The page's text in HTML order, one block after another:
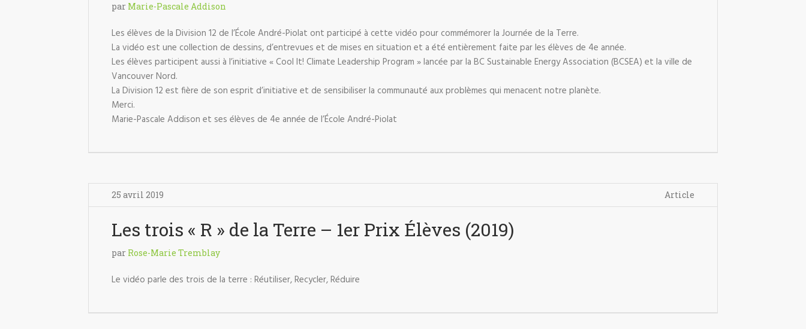
par Marie-Pascale Addison
Les élèves de la Division 12 de l’École André-Piolat ont participé à cette vidéo pour commémorer la Journée de la Terre.
La vidéo est une collection de dessins, d’entrevues et de mises en situation et a été entièrement faite par les élèves de 4e année.
Les élèves participent aussi à l’initiative « Cool It! Climate Leadership Program » lancée par la BC Sustainable Energy Association (BCSEA) et la ville de
Vancouver Nord.
La Division 12 est fière de son esprit d’initiative et de sensibiliser la communauté aux problèmes qui menacent notre planète.
Merci.
Marie-Pascale Addison et ses élèves de 4e année de l’École André-Piolat
25 avril 2019 Article
Les trois « R » de la Terre – 1er Prix Élèves (2019)
par Rose-Marie Tremblay
Le vidéo parle des trois de la terre : Réutiliser, Recycler, Réduire